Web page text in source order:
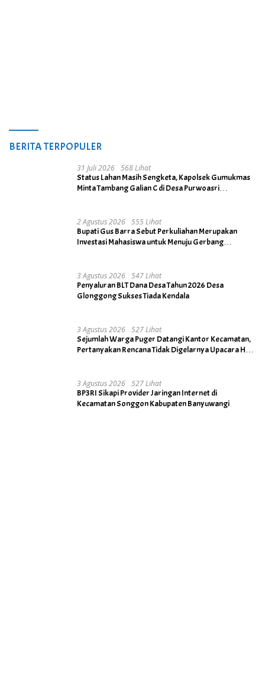
BERITA TERPOPULER
31 Juli 2026 568 Lihat
Status Lahan Masih Sengketa, Kapolsek Gumukmas
Minta Tambang Galian C di Desa Purwoasri
2 Agustus 2026 555 Lihat
Bupati Gus Barra Sebut Perkuliahan Merupakan
Investasi Mahasiswa untuk Menuju Gerbang
3 Agustus 2026 547 Lihat
Penyaluran BLT Dana Desa Tahun 2026 Desa
Glonggong Sukses Tiada Kendala
3 Agustus 2026 527 Lihat
Sejumlah Warga Puger Datangi Kantor Kecamatan,
Pertanyakan Rencana Tidak Digelarnya Upacara HUT
3 Agustus 2026 527 Lihat
BP3RI Sikapi Provider Jaringan Internet di
Kecamatan Songgon Kabupaten Banyuwangi